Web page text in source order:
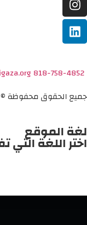
818-758-4852
جميع الحقوق محفوظة © 2024
لغة الموقع
اختر اللغة